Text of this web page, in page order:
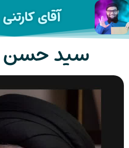
آقای کارتنی
سید حسن